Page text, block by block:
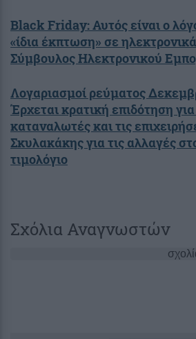
Black Friday: Αυτός είναι ο
«ίδια έκπτωση» σε
Σύμβουλος Ηλεκτρονικού
Λογαριασμοί ρεύματος
Έρχεται κρατική επιδότηση
καταναλωτές και τις
Σκυλακάκης για τις αλλαγές
τιμολόγιο
Σχόλια Αναγνωστών